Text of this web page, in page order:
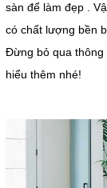
sàn để làm đẹp .
có chất lượng bền
Đừng bỏ qua thông
hiểu thêm nhé!